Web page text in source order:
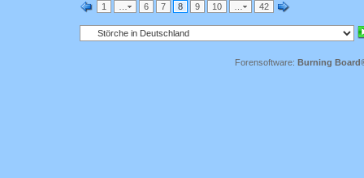
1 6 7 8 9 10 42
Forensoftware: Burning